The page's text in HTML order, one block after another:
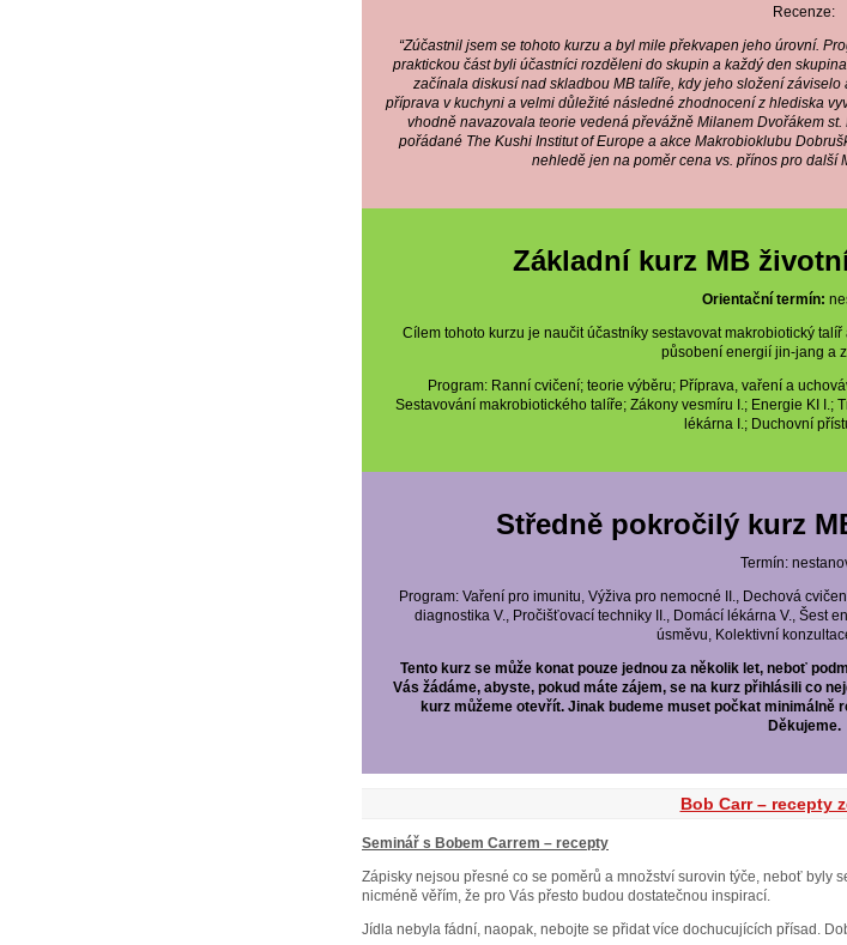
Recenze:
“Zúčastnil jsem se tohoto kurzu a byl mile překvapen jeho úrovní.
praktickou část byli účastníci rozděleni do skupin a každý den
začínala diskusí nad skladbou MB talíře, kdy jeho složení
příprava v kuchyni a velmi důležité následné zhodnocení z hlediska
vhodně navazovala teorie vedená převážně Milanem Dvořákem
pořádané The Kushi Institut of Europe a akce Makrobioklubu
nehledě jen na poměr cena vs. přínos pro další
Základní kurz MB
Orientační termín:
Cílem tohoto kurzu je naučit účastníky sestavovat makrobiotický
působení energií jin-jang a
Program: Ranní cvičení; teorie výběru; Příprava, vaření a
Sestavování makrobiotického talíře; Zákony vesmíru I.; Energie KI I.;
lékárna I.; Duchovní
Středně pokročilý kurz
Termín:
Program: Vaření pro imunitu, Výživa pro nemocné II., Dechová
diagnostika V., Pročišťovací techniky II., Domácí lékárna V., Šest
úsměvu, Kolektivní
Tento kurz se může konat pouze jednou za několik let, neboť
Vás žádáme, abyste, pokud máte zájem, se na kurz přihlásili co
kurz můžeme otevřít. Jinak budeme muset počkat minimálně
Děkujeme.
Bob Carr – recepty
Seminář s Bobem Carrem – recepty
Zápisky nejsou přesné co se poměrů a množství surovin týče, neboť byly
nicméně věřím, že pro Vás přesto budou dostatečnou inspirací.
Jídla nebyla fádní, naopak, nebojte se přidat více dochucujících přísad.